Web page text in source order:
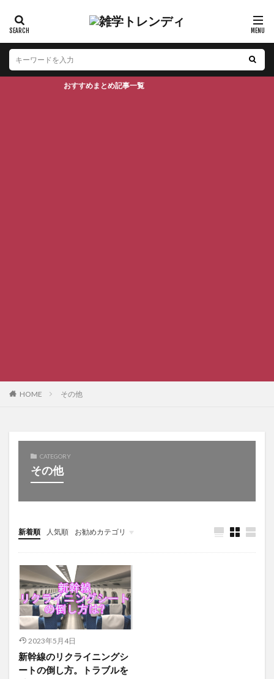
おすすめまとめ記事一覧
HOME その他
CATEGORY
その他
新着順 人気順 お勧めカテゴリ
未分類
2023年5月4日
新幹線のリクライニングシ
ートの倒し方。トラブルを